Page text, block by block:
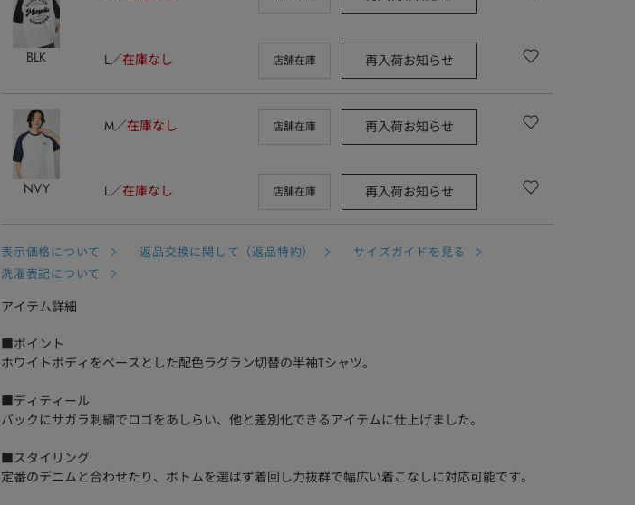
BLK L 在庫なし 店舗在庫 再入荷お知らせ
NVY
M 在庫なし 店舗在庫 再入荷お知らせ
L 在庫なし 店舗在庫 再入荷お知らせ
表示価格について 返品交換に関して（返品特約）
サイズガイドを見る
洗濯表記について
アイテム詳細
■ポイント
ホワイトボディをベースとした配色ラグラン切替の半袖Tシャツ。
■ディティール
バックにサガラ刺繍でロゴをあしらい、他と差別化できるアイテムに仕上げました。
■スタイリング
定番のデニムと合わせたり、ボトムを選ばず着回し力抜群で幅広い着こなしに対応可能です。